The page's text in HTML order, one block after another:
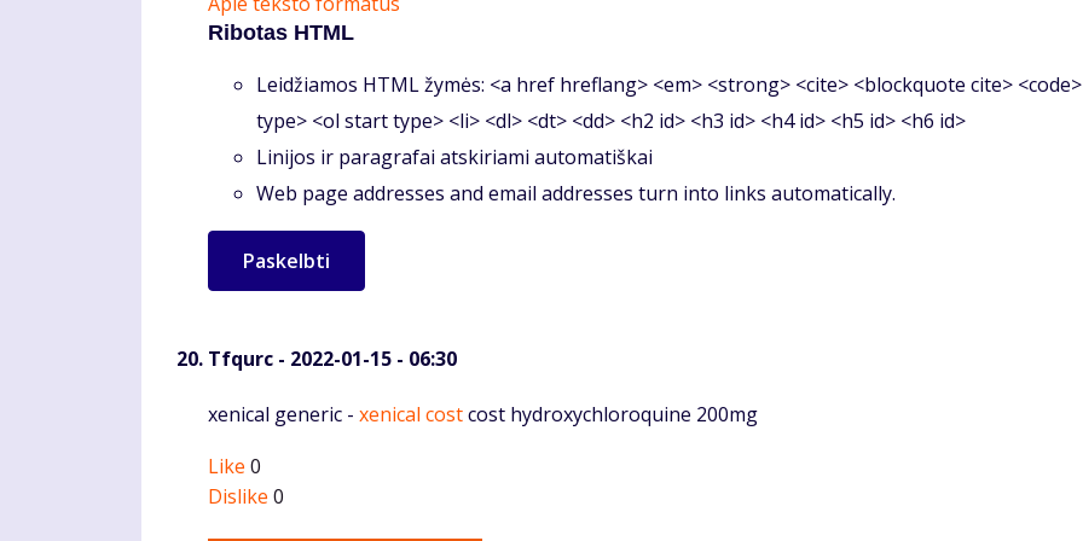
Ribotas HTML
Leidžiamos HTML žymės: <a href hreflang> <em> <strong> <cite> <blockquote cite>
type> <ol start type> <li> <dl> <dt> <dd> <h2 id> <h3 id> <h4 id> <h5 id> <h6 id>
Linijos ir paragrafai atskiriami automatiškai
Web page addresses and email addresses turn into links automatically.
Tfqurc - 2022-01-15 - 06:30
Komentaras
xenical generic - xenical costcost hydroxychloroquine 200mg
Like 0
Dislike 0